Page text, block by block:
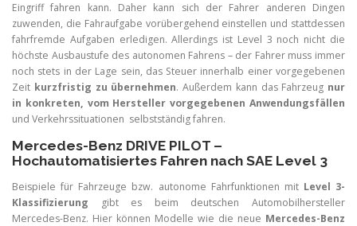
Eingriff fahren kann. Daher kann sich der Fahrer anderen Dingen
zuwenden, die Fahraufgabe vorübergehend einstellen und stattdessen
fahrfremde Aufgaben erledigen. Allerdings ist Level 3 noch nicht die
höchste Ausbaustufe des autonomen Fahrens – der Fahrer muss immer
noch stets in der Lage sein, das Steuer innerhalb einer vorgegebenen
Zeit kurzfristig zu übernehmen. Außerdem kann das Fahrzeug nur
in konkreten, vom Hersteller vorgegebenen Anwendungsfällen
und Verkehrssituationen selbstständig fahren.
Mercedes-Benz DRIVE PILOT –
Hochautomatisiertes Fahren nach SAE Level 3
Beispiele für Fahrzeuge bzw. autonome Fahrfunktionen mitLevel 3-
Klassifizierung gibt es beim deutschen Automobilhersteller
Mercedes-Benz. Hier können Modelle wie die neue Mercedes-Benz